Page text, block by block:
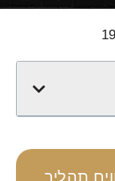
תהליך